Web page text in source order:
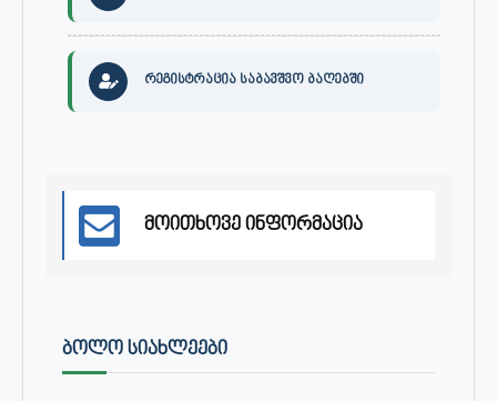
რეგისტრაცია საბავშვო ბაღებში
მოითხოვე ინფორმაცია
ᲑᲝᲚᲝ ᲡᲘᲐᲮᲚᲔᲔᲑᲘ